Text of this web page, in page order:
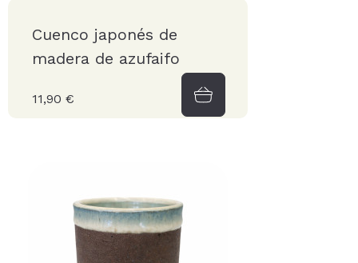
Cuenco japonés de
madera de azufaifo
11,90 €